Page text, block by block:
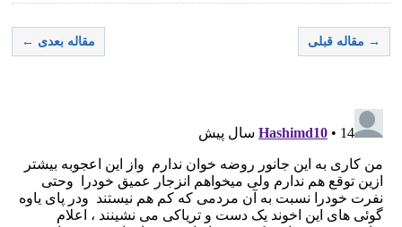
→ مقاله قبلی مقاله بعدی ←